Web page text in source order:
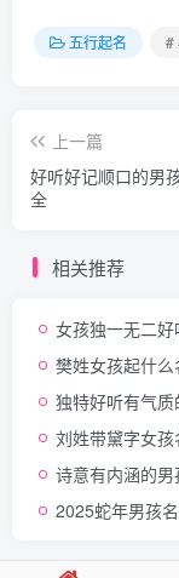
五行起名 #
上一篇
好听好记顺口的男
全
相关推荐
女孩独一无二
樊姓女孩起什
独特好听有气
刘姓带黛字女
诗意有内涵的
2025蛇年男孩